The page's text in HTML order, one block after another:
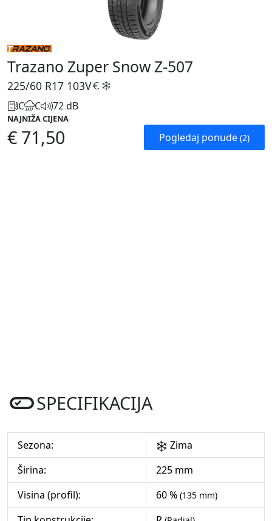
Trazano Zuper Snow Z-507
225/60 R17 103V
C C 72 dB
NAJNIŽA CIJENA
€ 71,50 Pogledaj ponude (2)
SPECIFIKACIJA
Sezona:
Zima
Širina:
225 mm
Visina (profil):
60 % (135 mm)